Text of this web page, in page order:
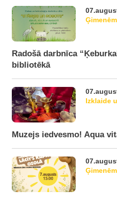
Radošā darbnīca
bibliotēkā
Izklaide
Muzejs iedvesmo! Aqua